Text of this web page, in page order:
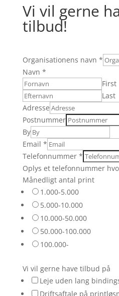
Vi vil gerne
tilbud!
Organisationens navn *
Navn *
First
Last
Adresse
Postnummer
By
Email *
Telefonnummer *
Oplys et telefonnummer
Månedligt antal print
1.000-5.000
5.000-10.000
10.000-50.000
50.000-100.000
100.000-
Vi vil gerne have tilbud på
Leje uden lang
Driftsaftale på